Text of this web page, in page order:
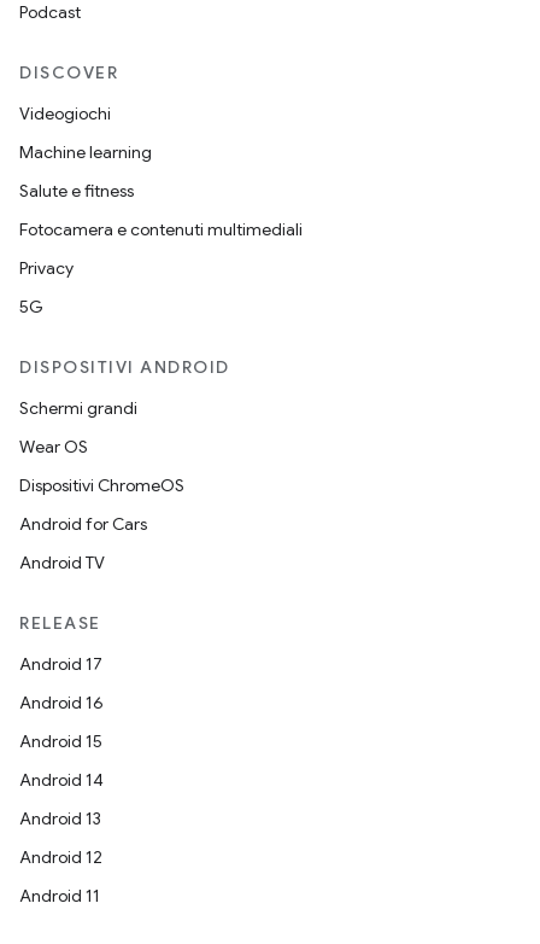
Podcast
DISCOVER
Videogiochi
Machine learning
Salute e fitness
Fotocamera e contenuti multimediali
Privacy
5G
DISPOSITIVI ANDROID
Schermi grandi
Wear OS
Dispositivi ChromeOS
Android for Cars
Android TV
RELEASE
Android 17
Android 16
Android 15
Android 14
Android 13
Android 12
Android 11